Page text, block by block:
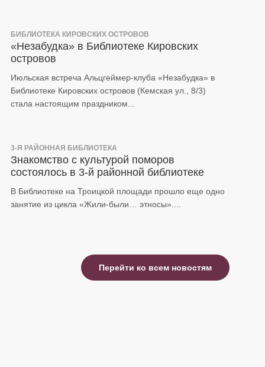
БИБЛИОТЕКА КИРОВСКИХ ОСТРОВОВ
«Незабудка» в Библиотеке Кировских
островов
Июльская встреча Альцгеймер-клуба «Незабудка» в
Библиотеке Кировских островов (Кемская ул., 8/3)
стала настоящим праздником...
3-Я РАЙОННАЯ БИБЛИОТЕКА
Знакомство с культурой поморов
состоялось в 3-й районной библиотеке
В Библиотеке на Троицкой площади прошло еще одно
занятие из цикла «Жили-были… этносы»....
Перейти ко всем новостям